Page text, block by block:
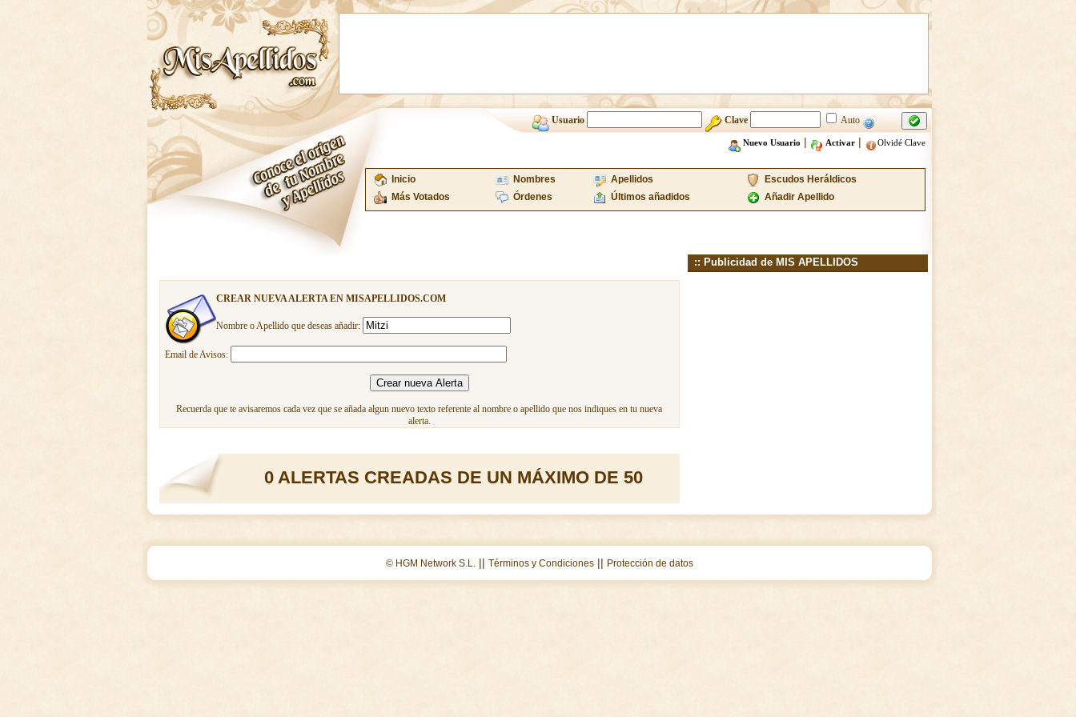
Usuario Clave Auto
Nuevo Usuario | Activar| Olvidé Clave
Inicio Nombres Apellidos
Escudos Heráldicos
Más Votados
Órdenes Últimos añadidos Añadir Apellido
CREAR NUEVA ALERTA EN MISAPELLIDOS.COM
Nombre o Apellido que deseas añadir:
Email de Avisos:
Recuerda que te avisaremos cada vez que se añada algun nuevo texto referente al nombre o apellido que nos indiques en tu nueva
alerta.
0 ALERTAS CREADAS DE UN MÁXIMO DE 50
:: Publicidad de MIS APELLIDOS
© HGM Network S.L. || Términos y Condiciones|| Protección de datos